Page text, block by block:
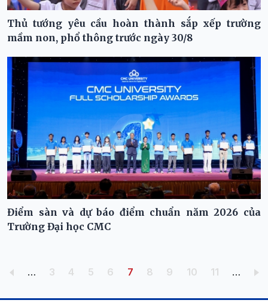
Thủ tướng yêu cầu hoàn thành sắp xếp trường
mầm non, phổ thông trước ngày 30/8
Điểm sàn và dự báo điểm chuẩn năm 2026 của
Trường Đại học CMC
Pagination
… Trang
3 Trang
4 Trang
5 Trang
6 Trang hiện thời
7 Trang
8 Trang
9 Trang
10 Trang
11 …